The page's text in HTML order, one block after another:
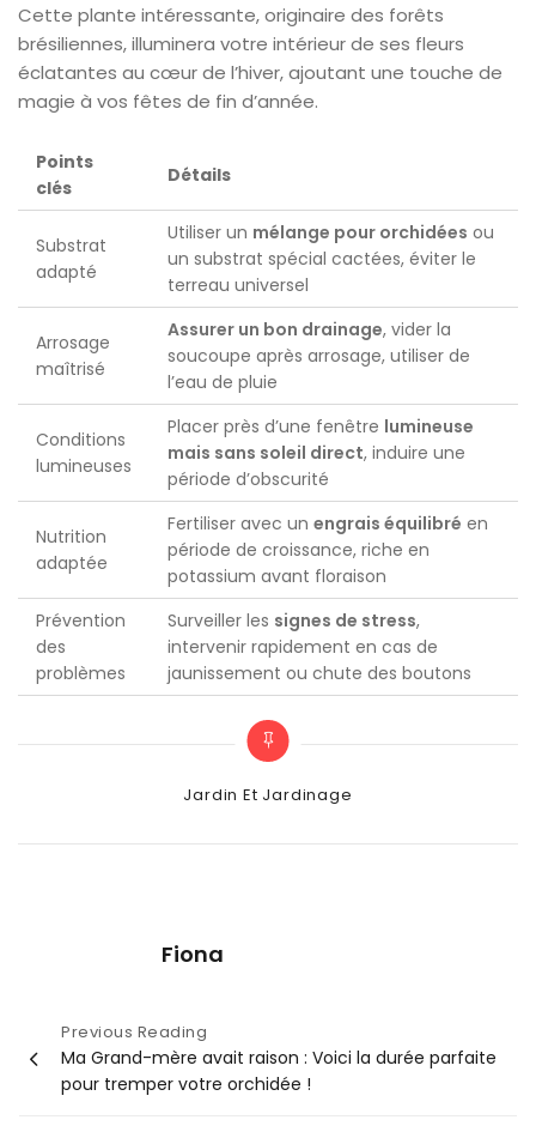
Cette plante intéressante, originaire des forêts
brésiliennes, illuminera votre intérieur de ses fleurs
éclatantes au cœur de l’hiver, ajoutant une touche de
magie à vos fêtes de fin d’année.
Points
clés
Détails
Substrat
adapté
Utiliser un mélange pour orchidées ou
un substrat spécial cactées, éviter le
terreau universel
Arrosage
maîtrisé
Assurer un bon drainage, vider la
soucoupe après arrosage, utiliser de
l’eau de pluie
Conditions
lumineuses
Placer près d’une fenêtre lumineuse
mais sans soleil direct, induire une
période d’obscurité
Nutrition
adaptée
Fertiliser avec un engrais équilibré en
période de croissance, riche en
potassium avant floraison
Prévention
des
problèmes
Surveiller les signes de stress,
intervenir rapidement en cas de
jaunissement ou chute des boutons
Categories
Jardin Et Jardinage
Fiona
Navigation
de
l’article
Previous Reading
Ma Grand-mère avait raison : Voici la durée parfaite
pour tremper votre orchidée !